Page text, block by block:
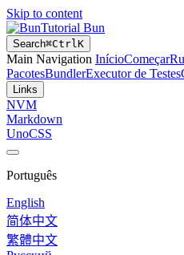
Skip to content
Tutorial Bun
Search⌘CtrlK
Main Navigation InícioComeçar
PacotesBundlerExecutor de Testes
Links
NVM
Markdown
UnoCSS
Português
English
简体中文
繁體中文